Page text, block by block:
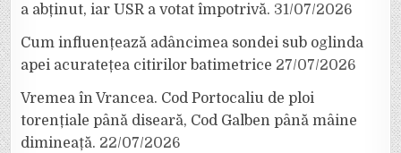
a abținut, iar USR a votat împotrivă. 31/07/2026
Cum influențează adâncimea sondei sub oglinda
apei acuratețea citirilor batimetrice 27/07/2026
Vremea în Vrancea. Cod Portocaliu de ploi
torențiale până diseară, Cod Galben până mâine
dimineață. 22/07/2026